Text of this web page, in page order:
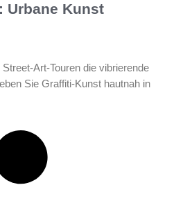
Urbane Kunst
Art-Touren die vibrierende
Sie Graffiti-Kunst hautnah in